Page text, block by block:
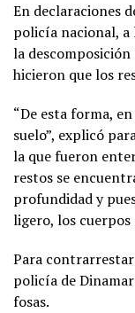
En declaraciones
policía nacional, a
la descomposición
hicieron que los
“De esta forma,
suelo”, explicó
la que fueron
restos se
profundidad y
ligero, los
Para
policía de
fosas.